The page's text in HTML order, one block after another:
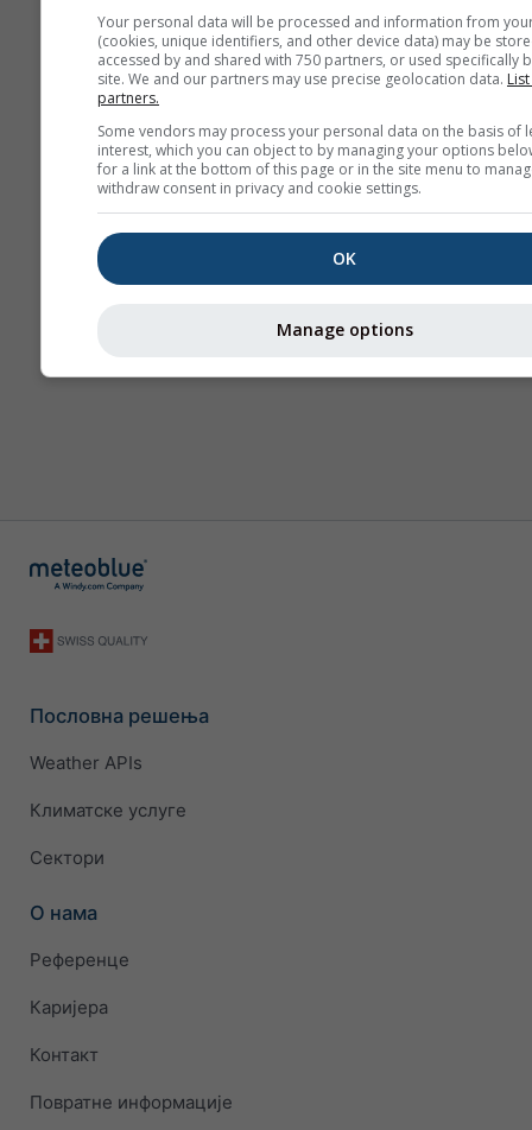
Пословна решења
Weather APIs
Климатске услуге
Сектори
О нама
Референце
Каријера
Контакт
Повратне информације
Your personal data will be processed and information from
(cookies, unique identifiers, and other device data) may be
accessed by and shared with 750 partners, or used specifically
site. We and our partners may use precise geolocation data.
partners.
Some vendors may process your personal data on the basis of
interest, which you can object to by managing your options
for a link at the bottom of this page or in the site menu to
withdraw consent in privacy and cookie settings.
OK
Manage options